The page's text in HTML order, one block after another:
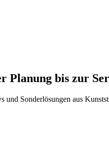
Planung bis zur
Sonderlösungen aus